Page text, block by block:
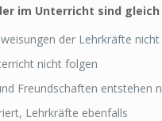
im Unterricht sind
der Lehrkräfte nicht
nicht folgen
Freundschaften entstehen
Lehrkräfte ebenfalls